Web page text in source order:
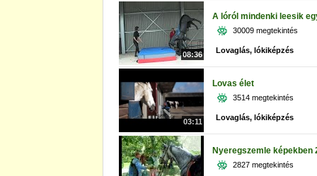
08:36
03:11
A lóról mindenki leesik
30009 megtekintés
Lovaglás, lókiképzés
Lovas élet
3514 megtekintés
Lovaglás, lókiképzés
Nyeregszemle képekben
2827 megtekintés